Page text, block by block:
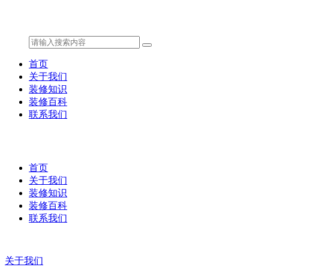
首页
关于我们
装修知识
装修百科
联系我们
首页
关于我们
装修知识
装修百科
联系我们
关于我们